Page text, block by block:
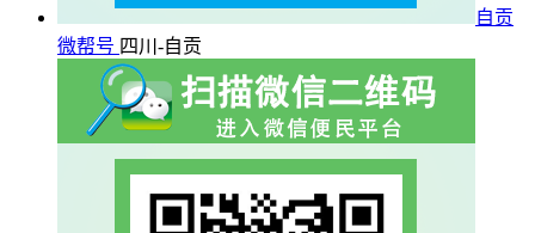
自贡
微帮号 四川-自贡